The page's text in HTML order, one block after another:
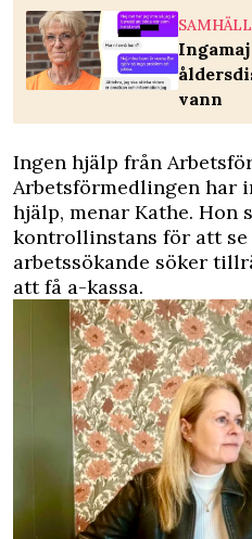
vann
Ingen hjälp från
Arbetsförmedlingen har
hjälp, menar Kathe. Hon
kontrollinstans för att
arbetssökande söker
att få a-kassa.